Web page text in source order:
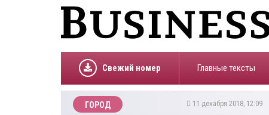
Свежий номер Главные тексты
ГОРОД 11 декабря 2018, 12:09